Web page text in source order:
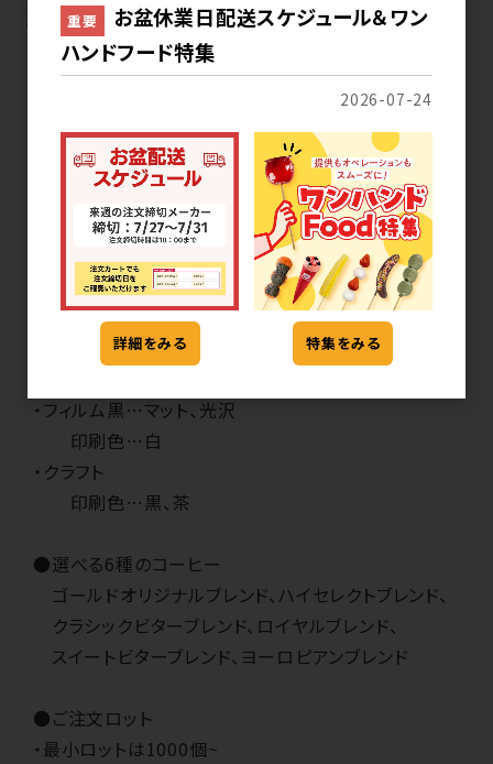
●選べるフィルムと印刷色の組み合わせ
・フィルム白…マット、光沢
・フィルム黒…マット、光沢
印刷色…白
・クラフト
印刷色…黒、茶
●選べる6種のコーヒー
ゴールドオリジナルブレンド、ハイセレクトブレンド、
クラシックビターブレンド、ロイヤルブレンド、
スイートビターブレンド、ヨーロピアンブレンド
●ご注文ロット
・最小ロットは1000個~
重要
お盆休業日配送スケジュール＆ワン
ハンドフード特集
2026-07-24
詳細をみる 特集をみる